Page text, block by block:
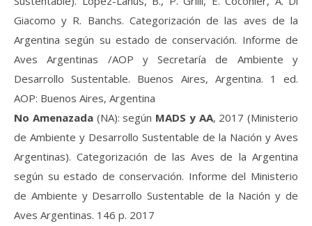
Giacomo y R. Banchs. Categorización de las aves de la
Argentina según su estado de conservación. Informe de
Aves Argentinas /AOP y Secretaría de Ambiente y
Desarrollo Sustentable. Buenos Aires, Argentina. 1 ed.
AOP: Buenos Aires, Argentina
No Amenazada(NA): según MADS y AA, 2017 (Ministerio
de Ambiente y Desarrollo Sustentable de la Nación y Aves
Argentinas). Categorización de las Aves de la Argentina
según su estado de conservación. Informe del Ministerio
de Ambiente y Desarrollo Sustentable de la Nación y de
Aves Argentinas. 146 p. 2017